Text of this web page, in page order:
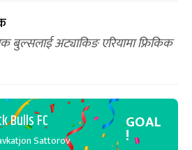
अट्याकिङ एरियामा फ्रिकिक
Bulls FC
Sattorov
GOAL
!